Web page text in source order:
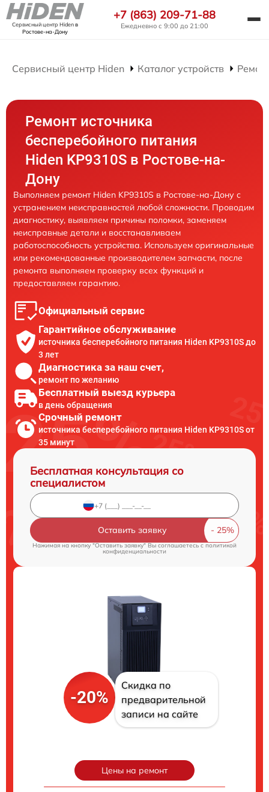
Сервисный центр Hidenв
Ростове-на-Дону
+7 (863) 209-71-88
Ежедневно с 9:00 до 21:00
Сервисный центр Hiden Каталог устройств
Ремонт источника
бесперебойного питания
Hiden KP9310S в Ростове-на-
Дону
Выполняем ремонт Hiden KP9310S в Ростове-на-Дону с
устранением неисправностей любой сложности. Проводим
диагностику, выявляем причины поломки, заменяем
неисправные детали и восстанавливаем
работоспособность устройства. Используем оригинальные
или рекомендованные производителем запчасти, после
ремонта выполняем проверку всех функций и
предоставляем гарантию.
Официальный сервис
Гарантийное обслуживание
источника бесперебойного питания Hiden KP9310S до
3 лет
Диагностика за наш счет,
ремонт по желанию
Бесплатный выезд курьера
в день обращения
Срочный ремонт
источника бесперебойного питания Hiden KP9310S от
35 минут
Бесплатная консультация со
специалистом
Оставить заявку
Нажимая на кнопку "Оставить заявку" Вы соглашаетесь c политикой
конфиденциальности
-20%
Скидка по
предварительной
записи на сайте
Цены на ремонт